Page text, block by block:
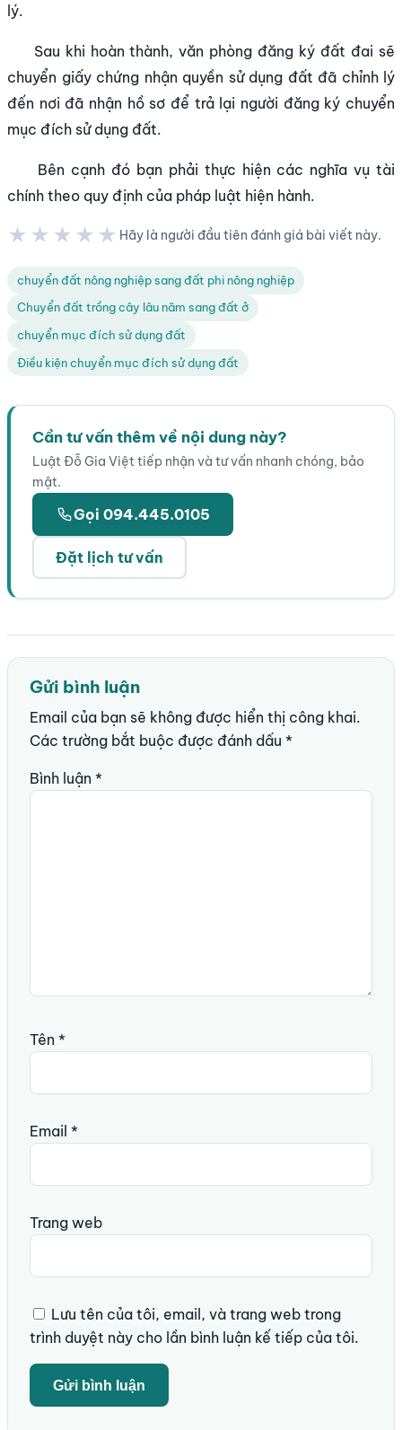
lý.
Sau khi hoàn thành, văn phòng đăng ký đất đai sẽ
chuyển giấy chứng nhận quyền sử dụng đất đã chỉnh lý
đến nơi đã nhận hồ sơ để trả lại người đăng ký chuyển
mục đích sử dụng đất.
Bên cạnh đó bạn phải thực hiện các nghĩa vụ tài
chính theo quy định của pháp luật hiện hành.
★★★★★ Hãy là người đầu tiên đánh giá bài viết này.
chuyển đất nông nghiệp sang đất phi nông nghiệp
Chuyển đất trồng cây lâu năm sang đất ở
chuyển mục đích sử dụng đất
Điều kiện chuyển mục đích sử dụng đất
Cần tư vấn thêm về nội dung này?
Luật Đỗ Gia Việt tiếp nhận và tư vấn nhanh chóng, bảo
mật.
Gọi 094.445.0105
Đặt lịch tư vấn
Gửi bình luận
Email của bạn sẽ không được hiển thị công khai.
Các trường bắt buộc được đánh dấu *
Bình luận *
Tên *
Email *
Trang web
Lưu tên của tôi, email, và trang web trong
trình duyệt này cho lần bình luận kế tiếp của tôi.